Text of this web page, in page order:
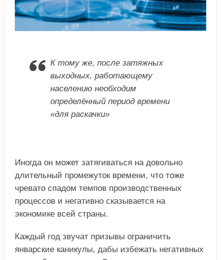
К тому же, после затяжных
выходных, работающему
населению необходим
определённый период времени
«для раскачки»
Иногда он может затягиваться на довольно
длительный промежуток времени, что тоже
чревато спадом темпов производственных
процессов и негативно сказывается на
экономике всей страны.
Каждый год звучат призывы ограничить
январские каникулы, дабы избежать негативных